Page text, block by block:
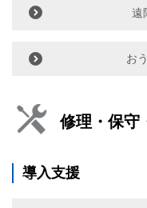
遠
お
修理・保守
導入支援